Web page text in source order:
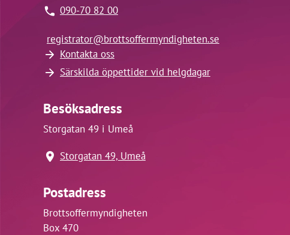
090-70 82 00
registrator@brottsoffermyndigheten.se
Kontakta oss
Särskilda öppettider vid helgdagar
Besöksadress
Storgatan 49 i Umeå
Storgatan 49, Umeå
Postadress
Brottsoffermyndigheten
Box 470